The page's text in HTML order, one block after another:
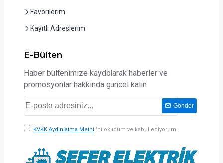
Favorilerim
Kayıtlı Adreslerim
E-Bülten
Haber bültenimize kaydolarak haberler ve
promosyonlar hakkında güncel kalın
Gönder
KVKK Aydınlatma Metni 'ni okudum ve kabul ediyorum.